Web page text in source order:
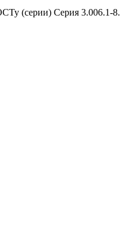
(серии) Серия 3.006.1-8.